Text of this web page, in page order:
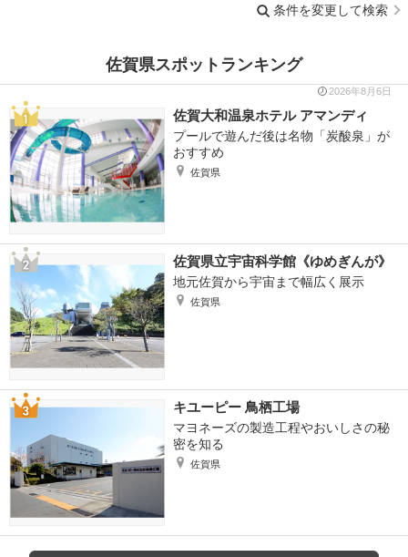
条件を変更して検索
佐賀県スポットランキング
2026年8月6日
佐賀大和温泉ホテル アマンディ
プールで遊んだ後は名物「炭酸泉」が
おすすめ
佐賀県
佐賀県立宇宙科学館《ゆめぎんが》
地元佐賀から宇宙まで幅広く展示
佐賀県
キユーピー 鳥栖工場
マヨネーズの製造工程やおいしさの秘
密を知る
佐賀県